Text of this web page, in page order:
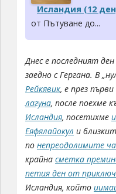
Исландия (12
от Пътуване до...
Днес е последният
заедно с Гергана. В
Рейкявик, е през
лагуна, после поехме
Исландия, посетихме
Еяфялайокул и
по непреодолимите
крайна сметка
петия ден от
Исландия, който